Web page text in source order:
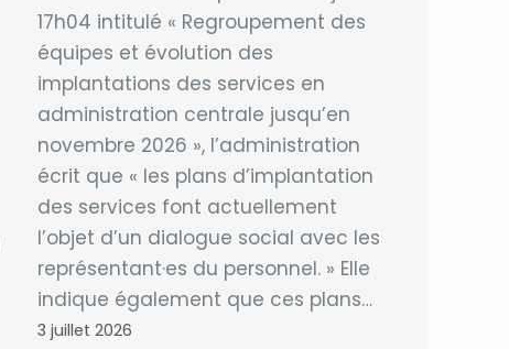
17h04 intitulé « Regroupement des
équipes et évolution des
implantations des services en
administration centrale jusqu’en
novembre 2026 », l’administration
écrit que « les plans d’implantation
des services font actuellement
l’objet d’un dialogue social avec les
représentant·es du personnel. » Elle
indique également que ces plans…
3 juillet 2026